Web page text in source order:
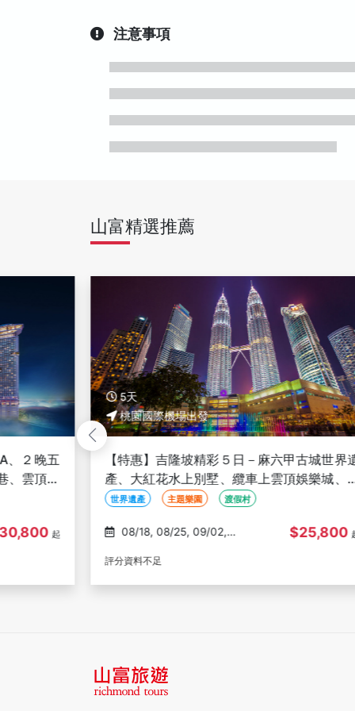
注意事項
山富精選推薦
、２晚五
、雲頂娛
起
5天
桃園國際機場出發
【特惠】吉隆坡精彩５日－麻六甲古城世界
產、大紅花水上別墅、纜車上雲頂娛樂城、
相府粉紅清真、雙子星花園廣場
世界遺產 主題樂園 渡假村
$25,800
評分資料不足